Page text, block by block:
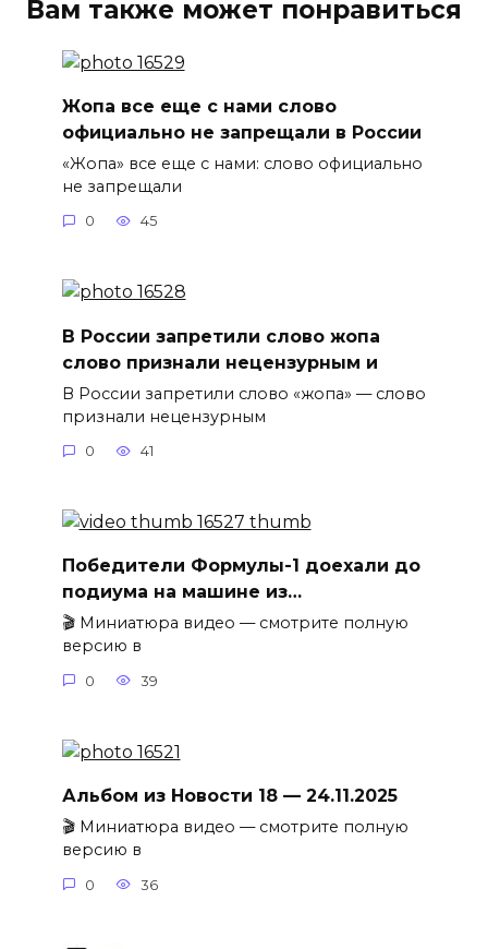
Вам также может понравиться
Жопа все еще с нами слово
официально не запрещали в России
«Жопа» все еще с нами: слово официально
не запрещали
0 45
В России запретили слово жопа
слово признали нецензурным и
В России запретили слово «жопа» — слово
признали нецензурным
0 41
Победители Формулы-1 доехали до
подиума на машине из…
🎬 Миниатюра видео — смотрите полную
версию в
0 39
Альбом из Новости 18 — 24.11.2025
🎬 Миниатюра видео — смотрите полную
версию в
0 36